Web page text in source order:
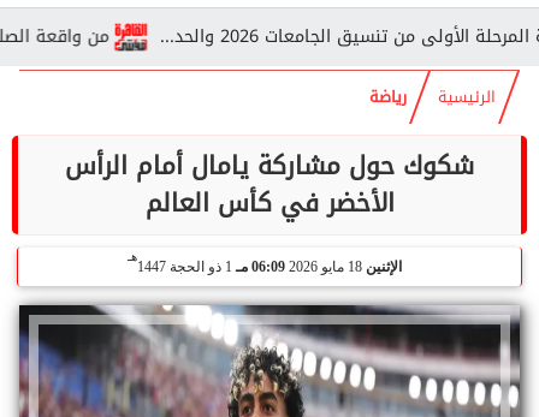
من واقعة الصلاة من تنسيق الجامعات 2026 والحد...
الرئيسية رياضة
شكوك حول مشاركة يامال أمام الرأس
الأخضر في كأس العالم
الإثنين 06:09 مـ 1 ذو الحجة 1447
هـ